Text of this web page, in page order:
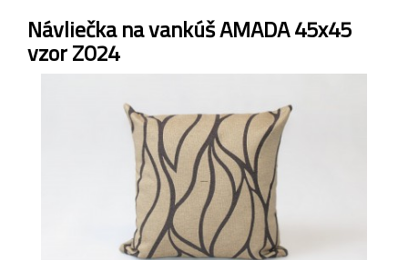
Návliečka na vankúš AMADA 45x45
vzor Z024